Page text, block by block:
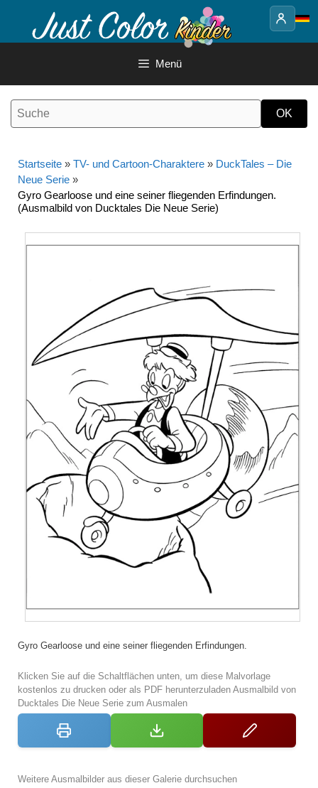
Inhalt
Menü
Startseite » TV- und Cartoon-Charaktere » DuckTales – Die
Neue Serie »
Gyro Gearloose und eine seiner fliegenden Erfindungen.
(Ausmalbild von Ducktales Die Neue Serie)
Gyro Gearloose und eine seiner fliegenden Erfindungen.
Klicken Sie auf die Schaltflächen unten, um diese Malvorlage
kostenlos zu drucken oder als PDF herunterzuladen Ausmalbild von
Ducktales Die Neue Serie zum Ausmalen
Weitere Ausmalbilder aus dieser Galerie durchsuchen